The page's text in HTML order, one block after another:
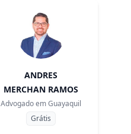
ANDRES
MERCHAN RAMOS
Advogado emGuayaquil
Grátis